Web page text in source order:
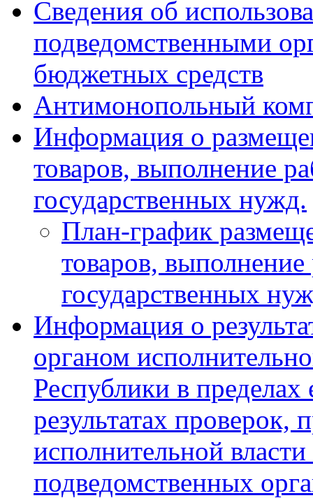
Сведения об
подведомственными
бюджетных средств
Антимонопольный
Информация о
товаров, выполнение
государственных нужд.
План-график
товаров, выполнение
государственных
Информация о
органом
Республики в
результатах проверок,
исполнительной
подведомственных